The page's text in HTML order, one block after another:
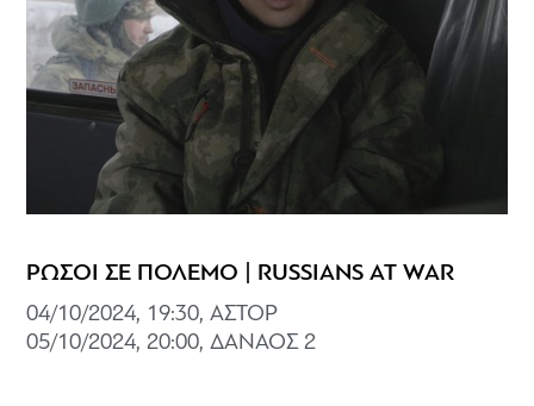
ΡΩΣΟΙ ΣΕ ΠΟΛΕΜΟ | RUSSIANS AT WAR
04/10/2024, 19:30, ΑΣΤΟΡ
05/10/2024, 20:00, ΔΑΝΑΟΣ 2